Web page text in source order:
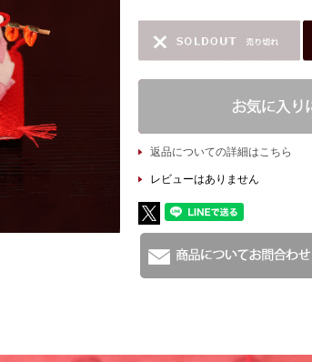
返品についての詳細はこちら
レビューはありません